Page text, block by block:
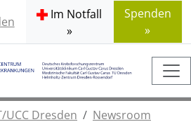
Im Notfall
»
Spenden
»
UCC Dresden
Newsroom